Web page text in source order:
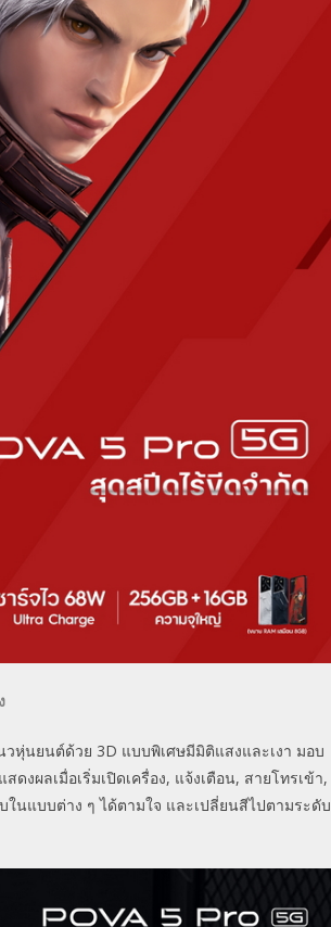
นยนต์ด้วย 3D แบบพิเศษมีมิติแสงและเงา มอบ
งผลเมื่อเริ่มเปิดเครื่อง, แจ้งเตือน, สายโทรเข้า,
ในแบบต่าง ๆ ได้ตามใจ และเปลี่ยนสีไปตามระดับ